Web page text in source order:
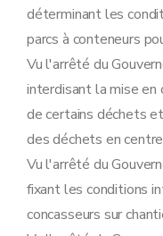
déterminant les
parcs à conteneurs
Vu l'arrêté du
interdisant la mise
de certains déchets
des déchets en
Vu l'arrêté du
fixant les conditions
concasseurs sur